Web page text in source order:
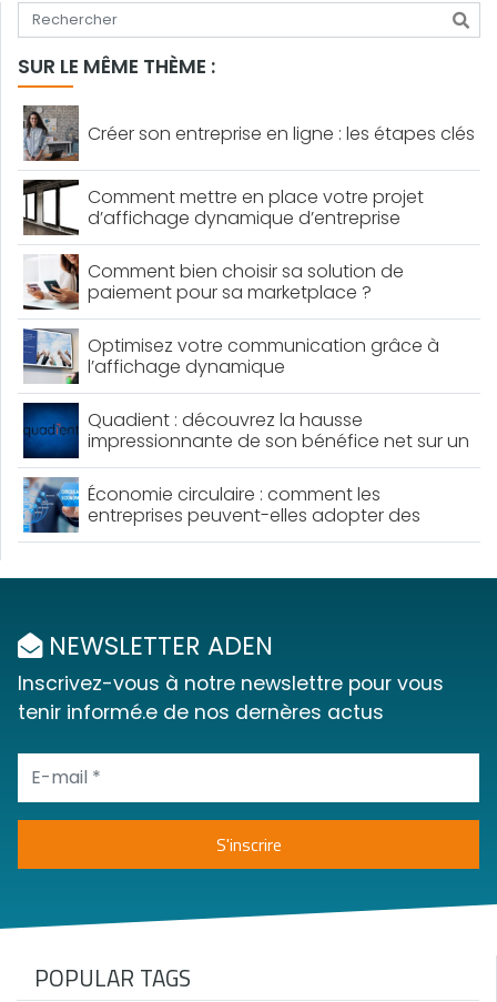
Tapez votre recherche
SUR LE MÊME THÈME :
Créer son entreprise en ligne : les étapes clés
Comment mettre en place votre projet
d’affichage dynamique d’entreprise
Comment bien choisir sa solution de
paiement pour sa marketplace ?
Optimisez votre communication grâce à
l’affichage dynamique
Quadient : découvrez la hausse
impressionnante de son bénéfice net sur un
an !
Économie circulaire : comment les
entreprises peuvent-elles adopter des
pratiques durables ?
NEWSLETTER ADEN
Inscrivez-vous à notre newslettre pour vous
tenir informé.e de nos dernères actus
POPULAR TAGS